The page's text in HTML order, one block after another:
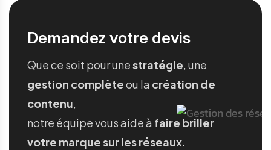
Demandez votre devis
Que ce soit pour unestratégie, une
gestion complèteou la création de
contenu,
notre équipe vous aide à faire briller
votre marque sur les réseaux.